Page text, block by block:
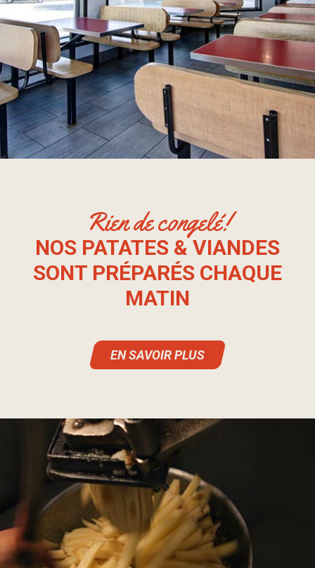
Rien de congelé!
NOS PATATES & VIANDES
SONT PRÉPARÉS CHAQUE
MATIN
EN SAVOIR PLUS